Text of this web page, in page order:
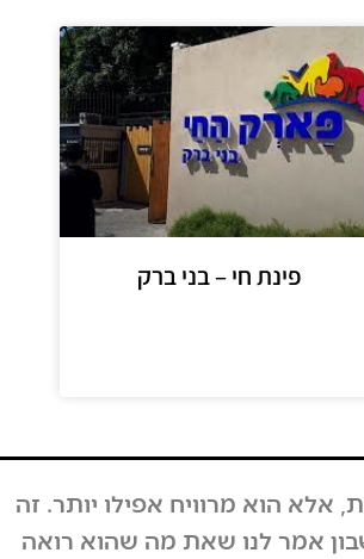
פינת חי – בני ברק
מרוויח אפילו יותר. זה
אמר לנו שאת מה שהוא רואה